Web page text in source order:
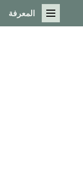
القائمة الرئيسية
المعرفة